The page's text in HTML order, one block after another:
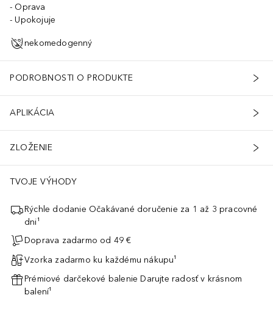
Oprava
Upokojuje
nekomedogenný
PODROBNOSTI O PRODUKTE
APLIKÁCIA
ZLOŽENIE
TVOJE VÝHODY
Rýchle dodanie Očakávané doručenie za 1 až 3 pracovné
dni¹
Doprava zadarmo od 49 €
Vzorka zadarmo ku každému nákupu¹
Prémiové darčekové balenie Darujte radosť v krásnom
balení¹